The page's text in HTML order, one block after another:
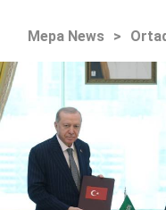
Mepa News >